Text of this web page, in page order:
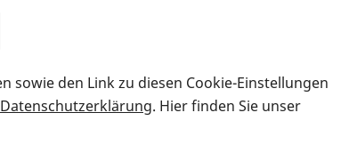
Infomaterialien in
möchten wissen, wie Sie nach Infonmaterial
sowie den Link zu diesen Cookie-Einstellungen
Datenschutzerklärung. Hier finden Sie unser